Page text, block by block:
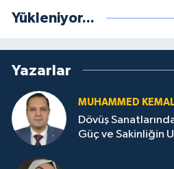
Yükleniyor...
Yazarlar
MUHAMMED
Dövüş
Güç ve Sakinliğin